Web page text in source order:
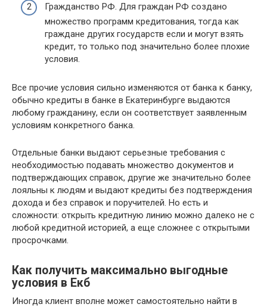
Гражданство РФ. Для граждан РФ создано
множество программ кредитования, тогда как
граждане других государств если и могут взять
кредит, то только под значительно более плохие
условия.
Все прочие условия сильно изменяются от банка к банку,
обычно кредиты в банке в Екатеринбурге выдаются
любому гражданину, если он соответствует заявленным
условиям конкретного банка.
Отдельные банки выдают серьезные требования с
необходимостью подавать множество документов и
подтверждающих справок, другие же значительно более
лояльны к людям и выдают кредиты без подтверждения
дохода и без справок и поручителей. Но есть и
сложности: открыть кредитную линию можно далеко не с
любой кредитной историей, а еще сложнее с открытыми
просрочками.
Как получить максимально выгодные
условия в Екб
Иногда клиент вполне может самостоятельно найти в